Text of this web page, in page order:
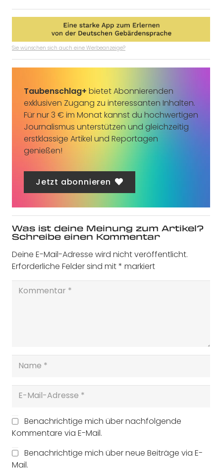
Sie wünschen sich auch eine Werbeanzeige?
Taubenschlag+ bietet Abonnierenden
exklusiven Zugang zu interessanten Inhalten.
Für nur 3 € im Monat kannst du hochwertigen
Journalismus unterstützen und gleichzeitig
erstklassige Artikel und Reportagen
genießen!
Jetzt abonnieren
Was ist deine Meinung zum Artikel?
Schreibe einen Kommentar
Deine E-Mail-Adresse wird nicht veröffentlicht.
Erforderliche Felder sind mit* markiert
Benachrichtige mich über nachfolgende
Kommentare via E-Mail.
Benachrichtige mich über neue Beiträge via E-
Mail.